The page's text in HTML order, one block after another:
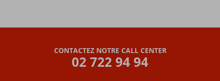
CONTACTEZ NOTRE CALL CENTER
02 722 94 94